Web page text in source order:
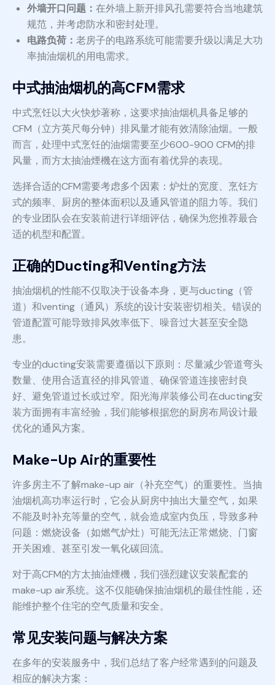
外墙开口问题： 在外墙上新开排风孔需要符合当地建筑
规范，并考虑防水和密封处理。
电路负荷： 老房子的电路系统可能需要升级以满足大功
率抽油烟机的用电需求。
中式抽油烟机的高CFM需求
中式烹饪以大火快炒著称，这要求抽油烟机具备足够的
CFM（立方英尺每分钟）排风量才能有效清除油烟。一般
而言，处理中式烹饪的油烟需要至少600-900 CFM的排
风量，而方太抽油煙機在这方面有着优异的表现。
选择合适的CFM需要考虑多个因素：炉灶的宽度、烹饪方
式的频率、厨房的整体面积以及通风管道的阻力等。我们
的专业团队会在安装前进行详细评估，确保为您推荐最合
适的机型和配置。
正确的Ducting和Venting方法
抽油烟机的性能不仅取决于设备本身，更与ducting（管
道）和venting（通风）系统的设计安装密切相关。错误的
管道配置可能导致排风效率低下、噪音过大甚至安全隐
患。
专业的ducting安装需要遵循以下原则：尽量减少管道弯头
数量、使用合适直径的排风管道、确保管道连接密封良
好、避免管道过长或过窄。阳光海岸装修公司在ducting安
装方面拥有丰富经验，我们能够根据您的厨房布局设计最
优化的通风方案。
Make-Up Air的重要性
许多房主不了解make-up air（补充空气）的重要性。当抽
油烟机高功率运行时，它会从厨房中抽出大量空气，如果
不能及时补充等量的空气，就会造成室内负压，导致多种
问题：燃烧设备（如燃气炉灶）可能无法正常燃烧、门窗
开关困难、甚至引发一氧化碳回流。
对于高CFM的方太抽油煙機，我们强烈建议安装配套的
make-up air系统。这不仅能确保抽油烟机的最佳性能，还
能维护整个住宅的空气质量和安全。
常见安装问题与解决方案
在多年的安装服务中，我们总结了客户经常遇到的问题及
相应的解决方案：